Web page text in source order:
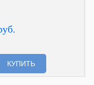
КУПИТЬ